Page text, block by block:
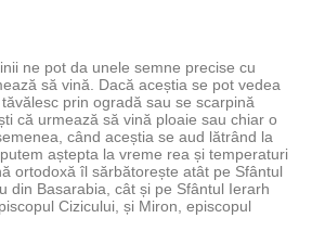
ne pot da unele semne precise cu
să vină. Dacă aceștia se pot vedea
prin ogradă sau se scarpină
că urmează să vină ploaie sau chiar o
când aceștia se aud lătrând la
aștepta la vreme rea și temperaturi
ortodoxă îl sărbătorește atât pe Sfântul
din Basarabia, cât și pe Sfântul Ierarh
Cizicului, și Miron, episcopul